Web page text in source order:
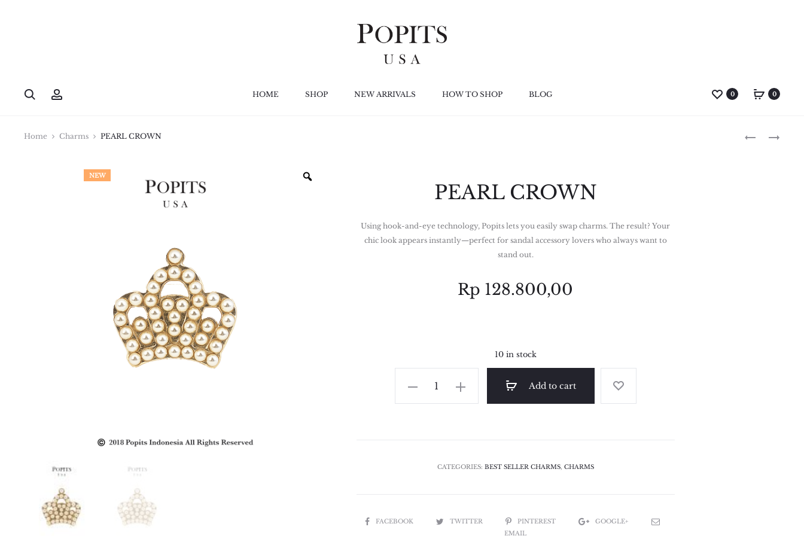
HOME SHOP NEW ARRIVALS HOW TO SHOP BLOG 0 0
Home Charms PEARL CROWN
NEW
PEARL CROWN
Using hook-and-eye technology, Popits lets you easily swap charms. The result? Your
chic look appears instantly—perfect for sandal accessory lovers who always want to
stand out.
Rp 128.800,00
10 in stock
Add to cart
CATEGORIES: BEST SELLER CHARMS, CHARMS
SHAREFACEBOOK TWITTER PINTEREST
GOOGLE+
EMAIL